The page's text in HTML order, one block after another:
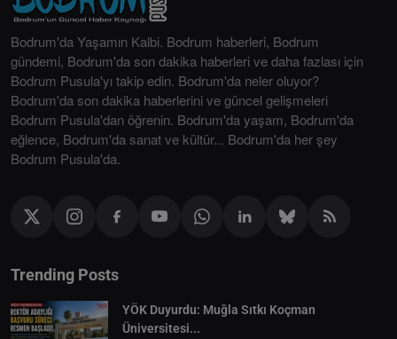
Bodrum'da Yaşamın Kalbi. Bodrum haberleri, Bodrum
gündemi, Bodrum'da son dakika haberleri ve daha fazlası için
Bodrum Pusula'yı takip edin. Bodrum'da neler oluyor?
Bodrum'da son dakika haberlerini ve güncel gelişmeleri
Bodrum Pusula'dan öğrenin. Bodrum'da yaşam, Bodrum'da
eğlence, Bodrum'da sanat ve kültür... Bodrum'da her şey
Bodrum Pusula'da.
Trending Posts
YÖK Duyurdu: Muğla Sıtkı Koçman
Üniversitesi...